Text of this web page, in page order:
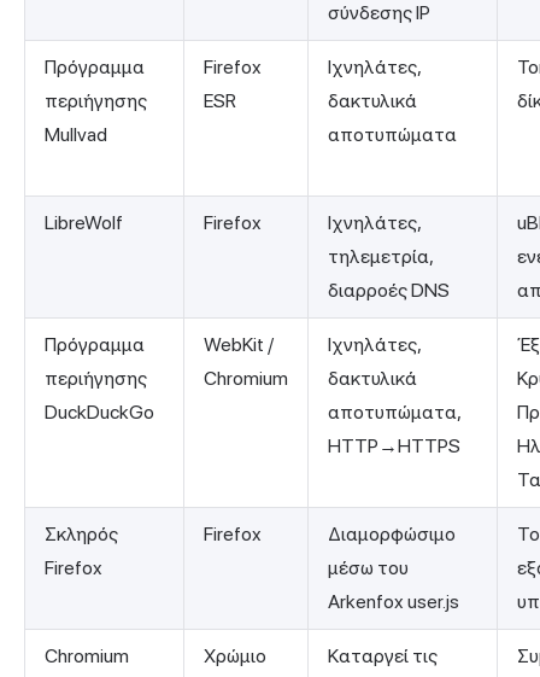
σύνδεσης IP
Πρόγραμμα
περιήγησης
Mullvad
Firefox
ESR
Ιχνηλάτες,
δακτυλικά
αποτυπώματα
LibreWolf Firefox
Ιχνηλάτες,
τηλεμετρία,
διαρροές DNS
Πρόγραμμα
περιήγησης
DuckDuckGo
WebKit /
Chromium
Ιχνηλάτες,
δακτυλικά
αποτυπώματα,
HTTP→HTTPS
Σκληρός
Firefox
Firefox
Διαμορφώσιμο
μέσω του
Arkenfox user.js
Chromium
Χρώμιο
Καταργεί τις